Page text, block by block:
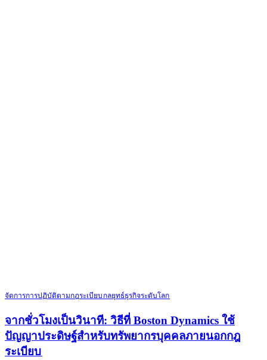
จัดการการปฏิบัติตามกฎระเบียบ​​ กลยุทธ์ธุรกิจระดับโลก​​
จากชั่วโมงเป็นวินาที: วิธีที่ Boston Dynamics ใช้
ปัญญาประดิษฐ์สำหรับทรัพยากรบุคคลภายนอกกฎ
ระเบียบ​​